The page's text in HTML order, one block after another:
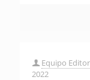
Equipo
2022